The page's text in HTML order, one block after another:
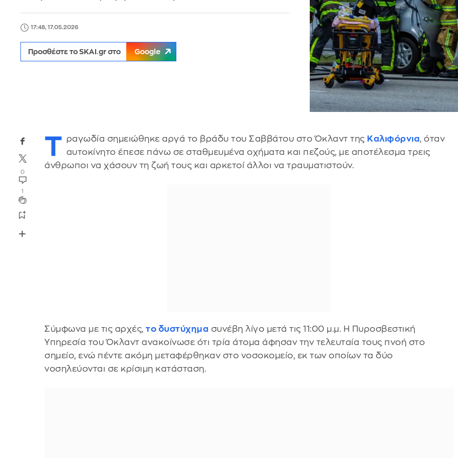
17:48, 17.05.2026
Προσθέστε το SKAI.gr στο Google
0
1
Τ ραγωδία σημειώθηκε αργά το βράδυ του Σαββάτου στο Όκλαντ της Καλιφόρνια, όταν
αυτοκίνητο έπεσε πάνω σε σταθμευμένα οχήματα και πεζούς, με αποτέλεσμα τρεις
άνθρωποι να χάσουν τη ζωή τους και αρκετοί άλλοι να τραυματιστούν.
Σύμφωνα με τις αρχές,το δυστύχημα συνέβη λίγο μετά τις 11:00 μ.μ. Η Πυροσβεστική
Υπηρεσία του Όκλαντ ανακοίνωσε ότι τρία άτομα άφησαν την τελευταία τους πνοή στο
σημείο, ενώ πέντε ακόμη μεταφέρθηκαν στο νοσοκομείο, εκ των οποίων τα δύο
νοσηλεύονται σε κρίσιμη κατάσταση.